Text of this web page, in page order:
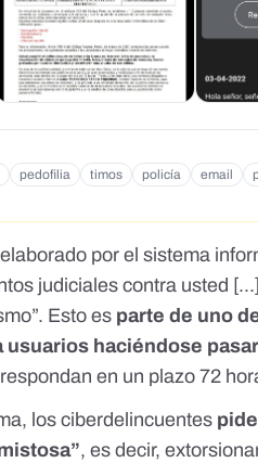
Infantil ✔Pedofilia ✓ El
del 25 de mayo de 2009
utilizando Internet. Usted cometió el
fotos/videos de desnudos de
la confidencialidad le enviamos
a transmitir nuestro informe a
en la Guardia civil
En este caso, su expediente
como persona fichada por el
pedofilia timos policía email
por el sistema
judiciales contra usted
Esto es parte de uno
usuarios haciéndose
en un plazo 72
los ciberdelincuentes
, es decir,